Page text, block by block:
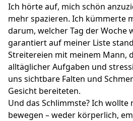
Ich hörte auf, mich schön
mehr spazieren. Ich kümmerte
darum, welcher Tag der Woche
garantiert auf meiner Liste
Streitereien mit meinem Mann,
alltäglicher Aufgaben und
uns sichtbare Falten und
Gesicht bereiteten.
Und das Schlimmste? Ich
bewegen – weder körperlich,